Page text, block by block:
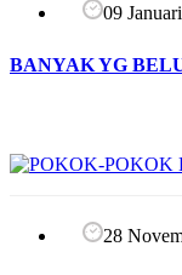
09
BANYAK YG
28